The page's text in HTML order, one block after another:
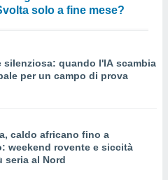
solo a fine mese?
silenziosa: quando l'IA scambia
per un campo di prova
caldo africano fino a
weekend rovente e siccità
seria al Nord